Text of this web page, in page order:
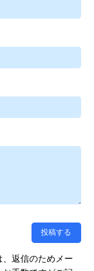
返信のためメー